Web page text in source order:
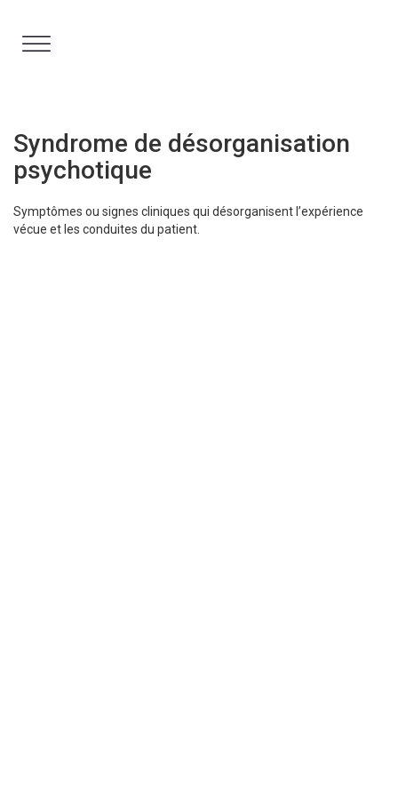
contenu
Syndrome de désorganisation
psychotique
Symptômes ou signes cliniques qui désorganisent l’expérience
vécue et les conduites du patient.